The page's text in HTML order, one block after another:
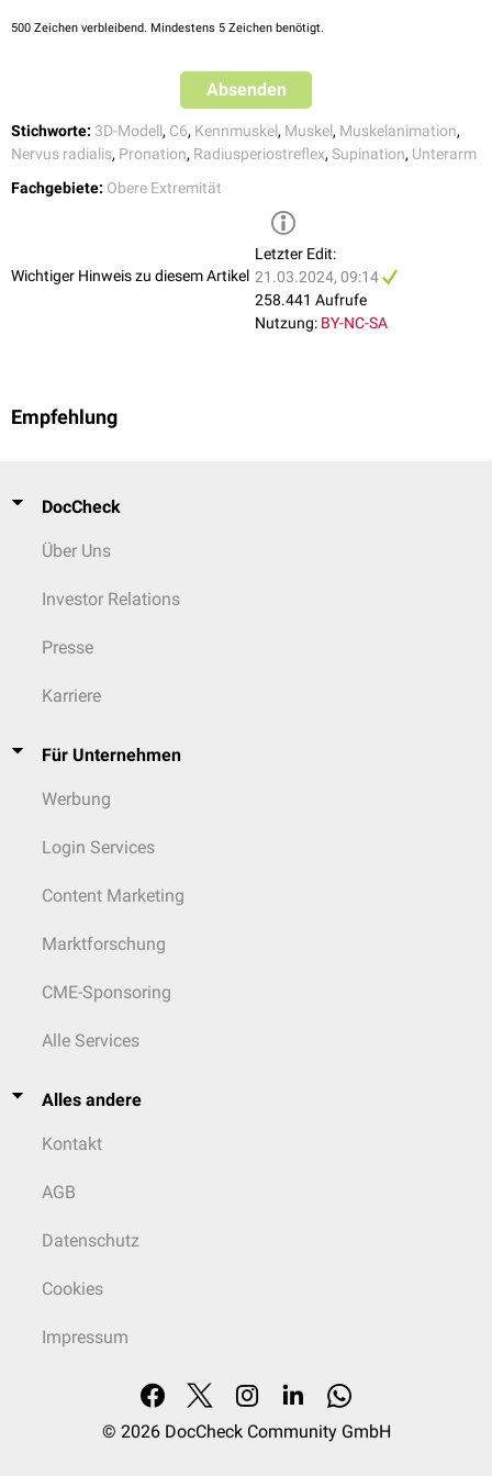
500 Zeichen verbleibend. Mindestens 5 Zeichen benötigt.
Absenden
Stichworte: 3D-Modell, C6, Kennmuskel, Muskel, Muskelanimation,
Nervus radialis, Pronation, Radiusperiostreflex, Supination, Unterarm
Fachgebiete: Obere Extremität
Wichtiger Hinweis zu diesem Artikel
Letzter Edit:
21.03.2024, 09:14
258.441 Aufrufe
Nutzung: BY-NC-SA
Empfehlung
DocCheck
Über Uns
Investor Relations
Presse
Karriere
Für Unternehmen
Werbung
Login Services
Content Marketing
Marktforschung
CME-Sponsoring
Alle Services
Alles andere
Kontakt
AGB
Datenschutz
Cookies
Impressum
© 2026 DocCheck Community GmbH